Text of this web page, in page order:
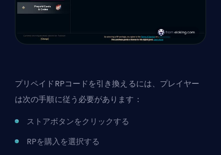
プリペイドRPコードを引き換えるには、プレイヤー
は次の手順に従う必要があります：
ストアボタンをクリックする
RPを購入を選択する